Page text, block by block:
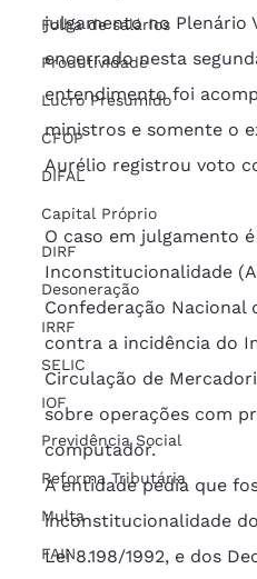
Folha de salários
Produtividade
Lucro Presumido
CFOP
DIFAL
Capital Próprio
DIRF
Desoneração
IRRF
SELIC
IOF
Previdência Social
Reforma Tributária
Multa
FAIN
julgamento no Plenário
encerrado nesta
entendimento foi
ministros e somente o
Aurélio registrou voto
O caso em julgamento
Inconstitucionalidade
Confederação Nacional
contra a incidência do
Circulação de
sobre operações com
computador.
A entidade pedia que
inconstitucionalidade
Lei 8.198/1992, e dos